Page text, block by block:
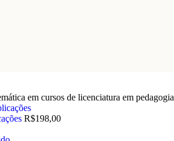
em cursos de licenciatura em pedagogia
R$198,00